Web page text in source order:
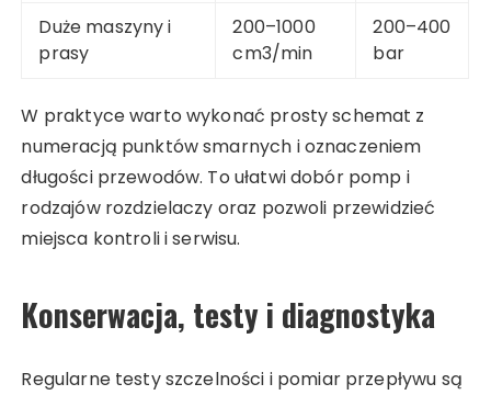
Duże maszyny i
prasy
200–1000
cm3/min
200–400
bar
W praktyce warto wykonać prosty schemat z
numeracją punktów smarnych i oznaczeniem
długości przewodów. To ułatwi dobór pomp i
rodzajów rozdzielaczy oraz pozwoli przewidzieć
miejsca kontroli i serwisu.
Konserwacja, testy i diagnostyka
Regularne testy szczelności i pomiar przepływu są